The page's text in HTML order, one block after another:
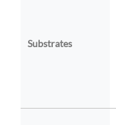
Substrates